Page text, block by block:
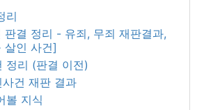
리
판결 정리 - 유죄, 무죄 재판결과,
살인 사건]
정리 (판결 이전)
건 재판 결과
볼 지식